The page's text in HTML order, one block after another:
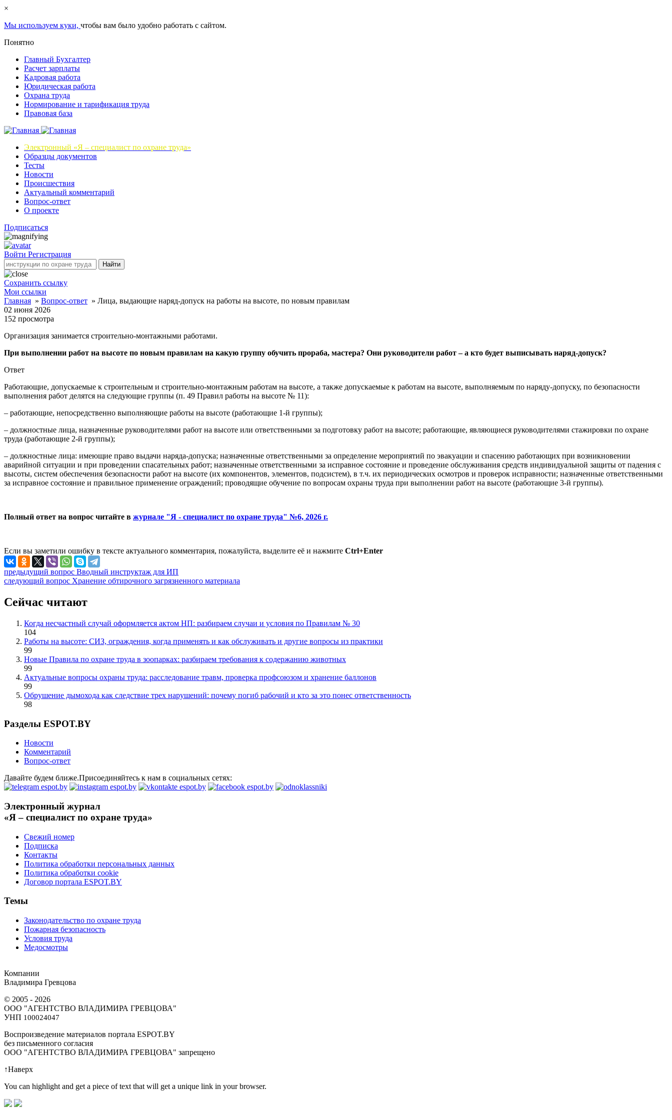
×
Мы используем куки, чтобы вам было удобно работать с сайтом.
Понятно
Главный Бухгалтер
Расчет зарплаты
Кадровая работа
Юридическая работа
Охрана труда
Нормирование и тарификация труда
Правовая база
Электронный «Я – специалист по охране труда»
Образцы документов
Тесты
Новости
Происшествия
Актуальный комментарий
Вопрос-ответ
О проекте
Подписаться
Войти Регистрация
Найти
Сохранить ссылку
Мои ссылки
Главная » Вопрос-ответ » Лица, выдающие наряд-допуск на работы на высоте, по новым правилам
02 июня 2026
152 просмотра
Организация занимается строительно-монтажными работами.
При выполнении работ на высоте по новым правилам на какую группу обучить прораба, мастера? Они руководители работ – а кто будет выписывать наряд-допуск?
Ответ
Работающие, допускаемые к строительным и строительно-монтажным работам на высоте, а также допускаемые к работам на высоте, выполняемым по наряду-допуску, по безопасности
выполнения работ делятся на следующие группы (п. 49 Правил работы на высоте № 11):
– работающие, непосредственно выполняющие работы на высоте (работающие 1-й группы);
– должностные лица, назначенные руководителями работ на высоте или ответственными за подготовку работ на высоте; работающие, являющиеся руководителями стажировки по охране
труда (работающие 2-й группы);
– должностные лица: имеющие право выдачи наряда-допуска; назначенные ответственными за определение мероприятий по эвакуации и спасению работающих при возникновении
аварийной ситуации и при проведении спасательных работ; назначенные ответственными за исправное состояние и проведение обслуживания средств индивидуальной защиты от падения с
высоты, систем обеспечения безопасности работ на высоте (их компонентов, элементов, подсистем), в т.ч. их периодических осмотров и проверок исправности; назначенные ответственными
за исправное состояние и правильное применение ограждений; проводящие обучение по вопросам охраны труда при выполнении работ на высоте (работающие 3-й группы).
Полный ответ на вопрос читайте в журнале "Я - специалист по охране труда" №6, 2026 г.
Если вы заметили ошибку в тексте актуального комментария, пожалуйста, выделите её и нажмите Ctrl+Enter
предыдущий вопрос Вводный инструктаж для ИП
следующий вопрос Хранение обтирочного загрязненного материала
Сейчас читают
Когда несчастный случай оформляется актом НП: разбираем случаи и условия по Правилам № 30
104
Работы на высоте: СИЗ, ограждения, когда применять и как обслуживать и другие вопросы из практики
99
Новые Правила по охране труда в зоопарках: разбираем требования к содержанию животных
99
Актуальные вопросы охраны труда: расследование травм, проверка профсоюзом и хранение баллонов
99
Обрушение дымохода как следствие трех нарушений: почему погиб рабочий и кто за это понес ответственность
98
Разделы ESPOT.BY
Новости
Комментарий
Вопрос-ответ
Давайте будем ближе.Присоединяйтесь к нам в социальных сетях:
Электронный журнал
«Я – специалист по охране труда»
Свежий номер
Подписка
Контакты
Политика обработки персональных данных
Политика обработки cookie
Договор портала ESPOT.BY
Темы
Законодательство по охране труда
Пожарная безопасность
Условия труда
Медосмотры
Компании
Владимира Гревцова
© 2005 - 2026
ООО "АГЕНТСТВО ВЛАДИМИРА ГРЕВЦОВА"
УНП 100024047
Воспроизведение материалов портала ESPOT.BY
без письменного согласия
OOO "АГЕНТСТВО ВЛАДИМИРА ГРЕВЦОВА" запрещено
↑Наверх
You can highlight and get a piece of text that will get a unique link in your browser.